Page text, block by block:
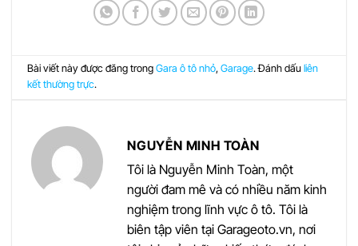
Bài viết này được đăng trongGara ô tô nhỏ,Garage. Đánh dấuliên
kết thường trực.
NGUYỄN MINH TOÀN
Tôi là Nguyễn Minh Toàn, một
người đam mê và có nhiều năm kinh
nghiệm trong lĩnh vực ô tô. Tôi là
biên tập viên tại Garageoto.vn, nơi